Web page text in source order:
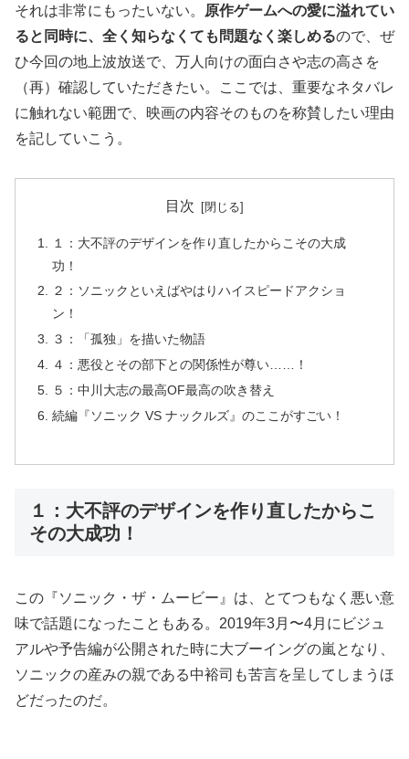
それは非常にもったいない。
原作ゲームへの愛に溢れてい
ると同時に、全く知らなくても問題なく楽しめるので、ぜ
ひ今回の地上波放送で、万人向けの面白さや志の高さを
（再）確認していただきたい。ここでは、重要なネタバレ
に触れない範囲で、映画の内容そのものを称賛したい理由
を記していこう。
目次
１：大不評のデザインを作り直したからこその大成
功！
２：ソニックといえばやはりハイスピードアクショ
ン！
３：「孤独」を描いた物語
４：悪役とその部下との関係性が尊い……！
５：中川大志の最高OF最高の吹き替え
続編『ソニック VS ナックルズ』のここがすごい！
１：大不評のデザインを作り直したからこ
その大成功！
この『ソニック・ザ・ムービー』は、とてつもなく悪い意
味で話題になったこともある。2019年3月〜4月にビジュ
アルや予告編が公開された時に大ブーイングの嵐となり、
ソニックの産みの親である中裕司も苦言を呈してしまうほ
どだったのだ。